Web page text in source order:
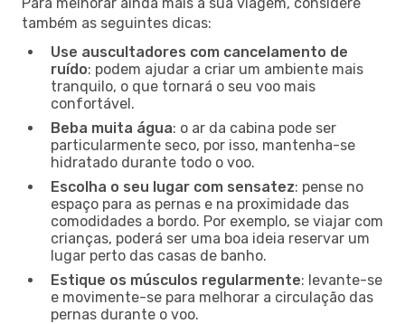
também as seguintes dicas:
Use auscultadores com cancelamento de
ruído: podem ajudar a criar um ambiente mais
tranquilo, o que tornará o seu voo mais
confortável.
Beba muita água: o ar da cabina pode ser
particularmente seco, por isso, mantenha-se
hidratado durante todo o voo.
Escolha o seu lugar com sensatez: pense no
espaço para as pernas e na proximidade das
comodidades a bordo. Por exemplo, se viajar com
crianças, poderá ser uma boa ideia reservar um
lugar perto das casas de banho.
Estique os músculos regularmente: levante-se
e movimente-se para melhorar a circulação das
pernas durante o voo.